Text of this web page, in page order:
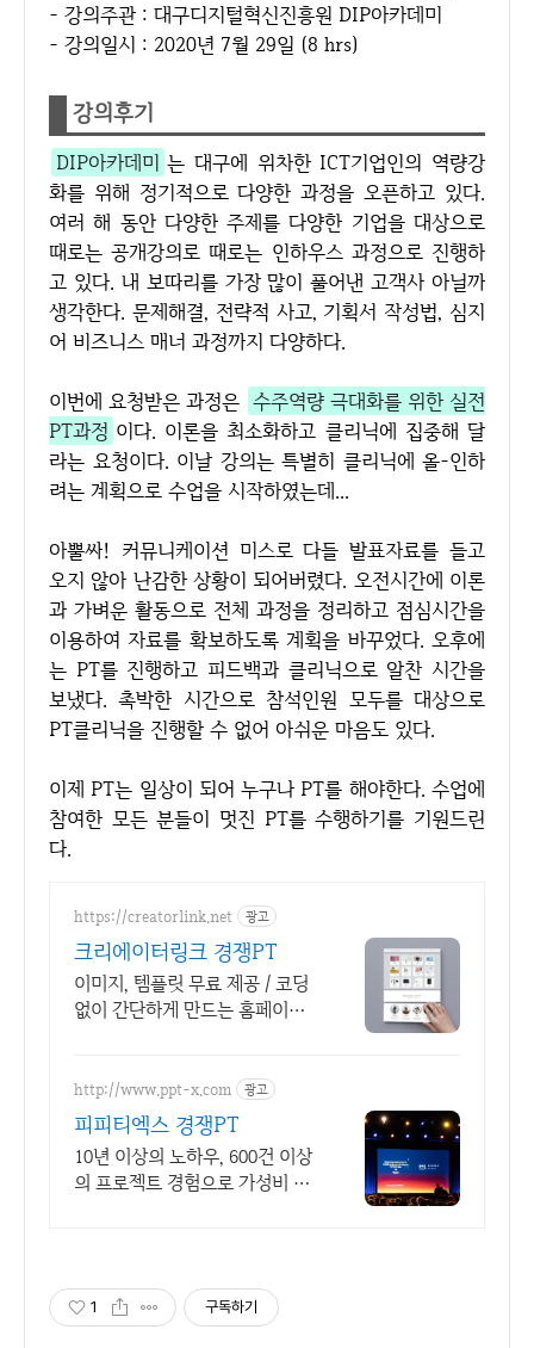
- 강의주관 : 대구디지털혁신진흥원 DIP아카데미
- 강의일시 : 2020년 7월 29일 (8 hrs)
강의후기
DIP아카데미 는 대구에 위차한 ICT기업인의 역량강
화를 위해 정기적으로 다양한 과정을 오픈하고 있다.
여러 해 동안 다양한 주제를 다양한 기업을 대상으로
때로는 공개강의로 때로는 인하우스 과정으로 진행하
고 있다. 내 보따리를 가장 많이 풀어낸 고객사 아닐까
생각한다. 문제해결, 전략적 사고, 기획서 작성법, 심지
어 비즈니스 매너 과정까지 다양하다.
이번에 요청받은 과정은 수주역량 극대화를 위한 실전
PT과정 이다. 이론을 최소화하고 클리닉에 집중해 달
라는 요청이다. 이날 강의는 특별히 클리닉에 올-인하
려는 계획으로 수업을 시작하였는데...
아뿔싸! 커뮤니케이션 미스로 다들 발표자료를 들고
오지 않아 난감한 상황이 되어버렸다. 오전시간에 이론
과 가벼운 활동으로 전체 과정을 정리하고 점심시간을
이용하여 자료를 확보하도록 계획을 바꾸었다. 오후에
는 PT를 진행하고 피드백과 클리닉으로 알찬 시간을
보냈다. 촉박한 시간으로 참석인원 모두를 대상으로
PT클리닉을 진행할 수 없어 아쉬운 마음도 있다.
이제 PT는 일상이 되어 누구나 PT를 해야한다. 수업에
참여한 모든 분들이 멋진 PT를 수행하기를 기원드린
다.
https://creatorlink.net 광고
크리에이터링크 경쟁PT
이미지, 템플릿 무료 제공 / 코딩
없이 간단하게 만드는 홈페이지
http://www.ppt-x.com 광고
피피티엑스 경쟁PT
10년 이상의 노하우, 600건 이상
의 프로젝트 경험으로 가성비 좋
1 구독하기